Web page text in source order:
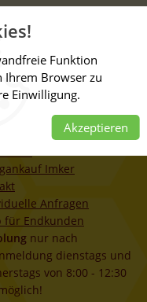
Funktion
Ihrem Browser zu
Einwilligung.
Akzeptieren
Imker
Anfragen
für Endkunden
nur nach
dienstags und
von 8:00 - 12:30